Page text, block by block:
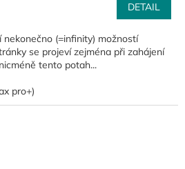
DETAIL
(=infinity) možností
se projeví zejména při zahájení
tento potah...
pro+)